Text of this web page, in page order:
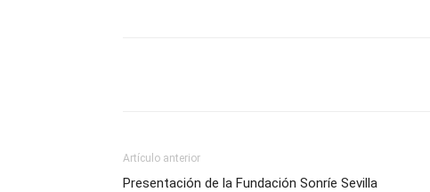
Artículo anterior
Presentación de la Fundación Sonríe Sevilla